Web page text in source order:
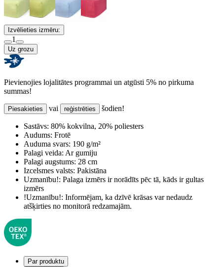
Izvēlieties izmēru:
1
Uz grozu
Pievienojies lojalitātes programmai un atgūsti 5% no pirkuma
summas!
Piesakieties vai reģistrēties šodien!
Sastāvs: 80% kokvilna, 20% poliesters
Audums: Frotē
Auduma svars: 190 g/m²
Palagi veida: Ar gumiju
Palagi augstums: 28 cm
Izcelsmes valsts: Pakistāna
Uzmanību!: Palaga izmērs ir norādīts pēc tā, kāds ir gultas
izmērs
!Uzmanību!: Informējam, ka dzīvē krāsas var nedaudz
atšķirties no monitorā redzamajām.
Par produktu